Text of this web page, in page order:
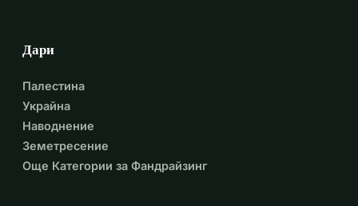
Дари
Палестина
Украйна
Наводнение
Земетресение
Още Категории за Фандрайзинг